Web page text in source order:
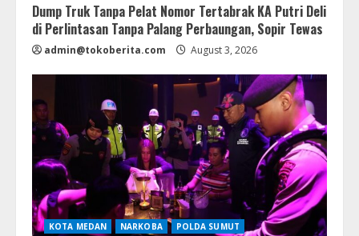
Dump Truk Tanpa Pelat Nomor Tertabrak KA Putri Deli
di Perlintasan Tanpa Palang Perbaungan, Sopir Tewas
admin@tokoberita.com August 3, 2026
KOTA MEDAN NARKOBA
POLDA SUMUT